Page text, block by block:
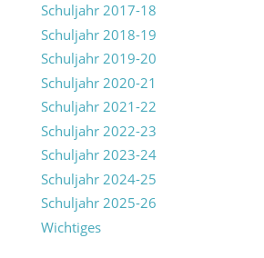
Schuljahr 2017-18
Schuljahr 2018-19
Schuljahr 2019-20
Schuljahr 2020-21
Schuljahr 2021-22
Schuljahr 2022-23
Schuljahr 2023-24
Schuljahr 2024-25
Schuljahr 2025-26
Wichtiges